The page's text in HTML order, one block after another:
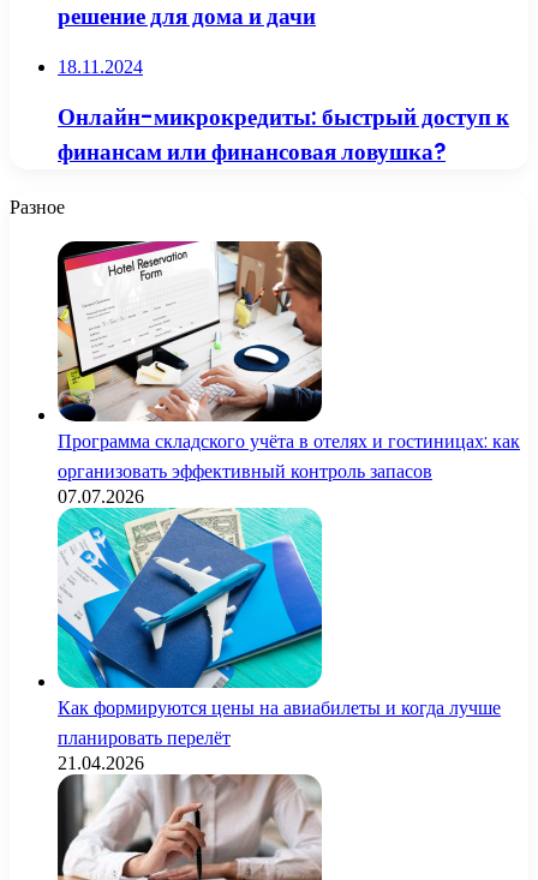
решение для дома и дачи
18.11.2024
Онлайн-микрокредиты: быстрый доступ к
финансам или финансовая ловушка?
Разное
Программа складского учёта в отелях и гостиницах: как
организовать эффективный контроль запасов
07.07.2026
Как формируются цены на авиабилеты и когда лучше
планировать перелёт
21.04.2026